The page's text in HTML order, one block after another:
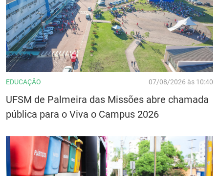
EDUCAÇÃO 07/08/2026 às 10:40
UFSM de Palmeira das Missões abre chamada
pública para o Viva o Campus 2026